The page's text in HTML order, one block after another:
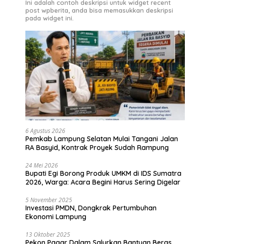
Ini adalah contoh deskripsi untuk widget recent
post wpberita, anda bisa memasukkan deskripsi
pada widget ini.
6 Agustus 2026
Pemkab Lampung Selatan Mulai Tangani Jalan
RA Basyid, Kontrak Proyek Sudah Rampung
24 Mei 2026
Bupati Egi Borong Produk UMKM di IDS Sumatra
2026, Warga: Acara Begini Harus Sering Digelar
5 November 2025
Investasi PMDN, Dongkrak Pertumbuhan
Ekonomi Lampung
13 Oktober 2025